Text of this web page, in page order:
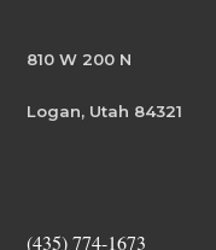
810 W 200 N
Logan, Utah 84321
(435) 774-1673